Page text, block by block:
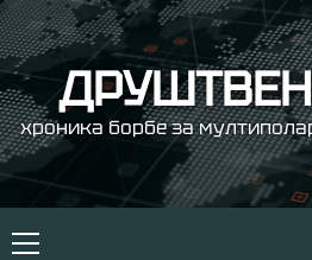
Skip
to
content
хроника борбе за
Primary